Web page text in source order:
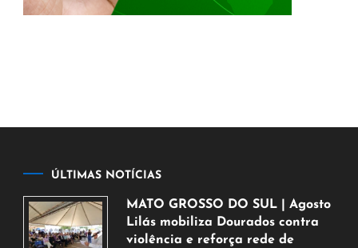
ÚLTIMAS NOTÍCIAS
MATO GROSSO DO SUL | Agosto
Lilás mobiliza Dourados contra
violência e reforça rede de